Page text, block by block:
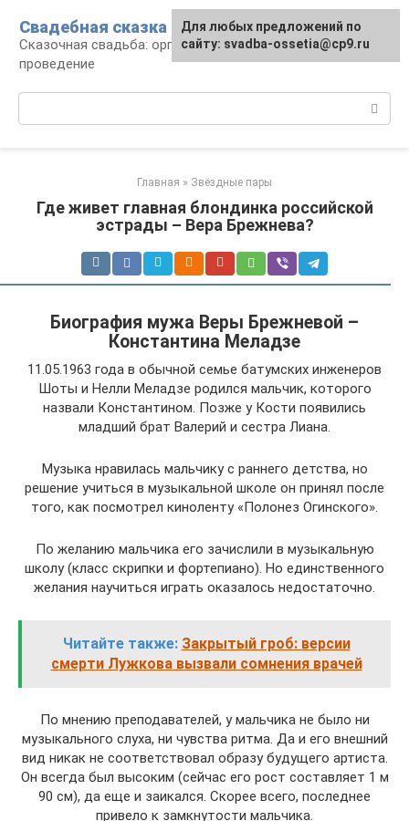
контенту
Свадебная сказка
Сказочная свадьба: организация и
проведение
Главная » Звёздные пары
Где живет главная блондинка российской
эстрады – Вера Брежнева?
Биография мужа Веры Брежневой –
Константина Меладзе
11.05.1963 года в обычной семье батумских инженеров
Шоты и Нелли Меладзе родился мальчик, которого
назвали Константином. Позже у Кости появились
младший брат Валерий и сестра Лиана.
Музыка нравилась мальчику с раннего детства, но
решение учиться в музыкальной школе он принял после
того, как посмотрел киноленту «Полонез Огинского».
По желанию мальчика его зачислили в музыкальную
школу (класс скрипки и фортепиано). Но единственного
желания научиться играть оказалось недостаточно.
Читайте также: Закрытый гроб: версии
смерти Лужкова вызвали сомнения врачей
По мнению преподавателей, у мальчика не было ни
музыкального слуха, ни чувства ритма. Да и его внешний
вид никак не соответствовал образу будущего артиста.
Он всегда был высоким (сейчас его рост составляет 1 м
90 см), да еще и заикался. Скорее всего, последнее
привело к замкнутости мальчика.
Для любых предложений по
сайту: svadba-ossetia@cp9.ru